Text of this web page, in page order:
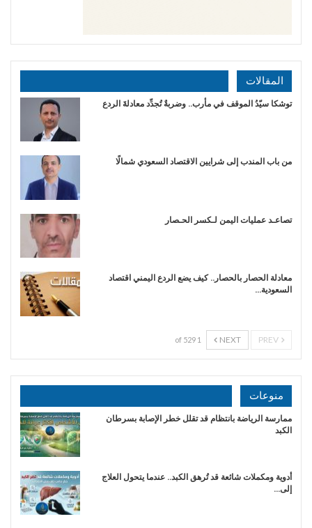
المقالات
توشكا سيّدُ الموقف في مأرب.. وضربةٌ تُجدِّد معادلةَ الردع
من باب المندب إلى شرايين الاقتصاد السعودي شمالًا
تصاعـد عمليات اليمن لـكسر الحـصار
معادلة الحصار بالحصار.. كيف يضع الردع اليمني اقتصاد
السعودية…
NEXT
1 of 529
منوعات
ممارسة الرياضة بانتظام قد تقلل خطر الإصابة بسرطان
الكبد
أدوية ومكملات شائعة قد تُرهق الكبد.. عندما يتحول العلاج
إلى…